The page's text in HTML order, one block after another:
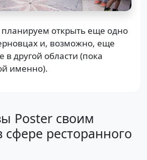
открыть еще одно
и, возможно, еще
в другой области (пока
именно).
Poster своим
ресторанного